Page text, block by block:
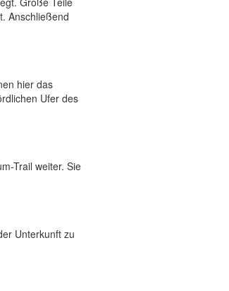
Anschließend
hier das
Ufer des
Trail weiter. Sie
Unterkunft zu